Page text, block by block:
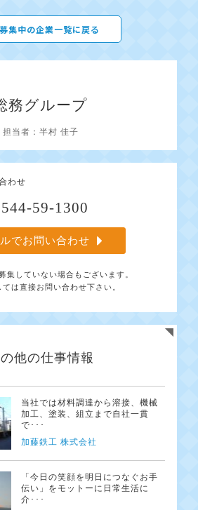
集中の企業一覧に戻る
務グループ
担当者：半村 佳子
わせ
59-1300
でお問い合わせ
集していない場合もございます。
は直接お問い合わせ下さい。
他の仕事情報
当社では材料調達から溶接、機械
加工、塗装、組立まで自社一貫
で･･･
加藤鉄工 株式会社
「今日の笑顔を明日につなぐお手
伝い」をモットーに日常生活に
介･･･